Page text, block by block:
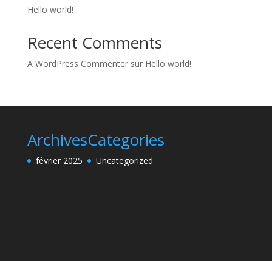
Hello world!
Recent Comments
A WordPress Commentersur Hello world!
Archives
février 2025
Categories
Uncategorized